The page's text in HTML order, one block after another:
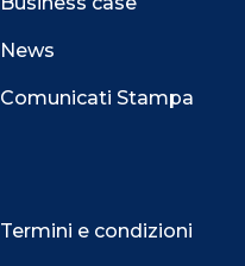
News
Comunicati Stampa
Termini e condizioni